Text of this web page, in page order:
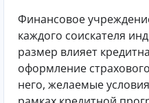
Финансовое
каждого соискателя
размер влияет
оформление
него, желаемые